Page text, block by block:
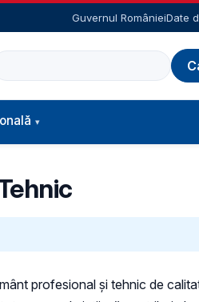
Guvernul RomânieiDate
profesional și tehnic de